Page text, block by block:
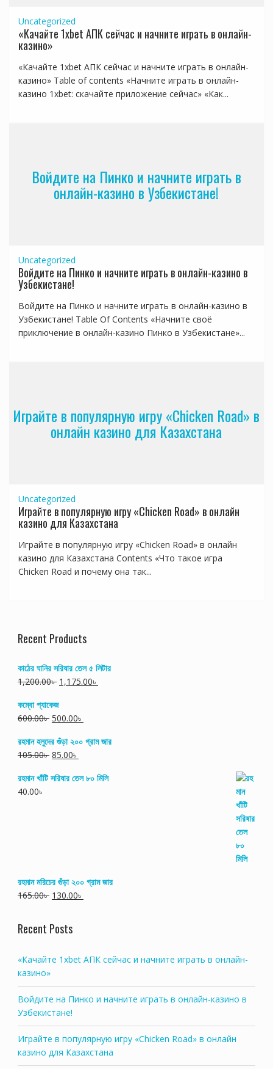
Uncategorized
«Качайте 1xbet АПК сейчас и начните играть в онлайн-
казино»
«Качайте 1xbet АПК сейчас и начните играть в онлайн-
казино» Table of contents «Начните играть в онлайн-
казино 1xbet: скачайте приложение сейчас» «Как...
Войдите на Пинко и начните играть в
онлайн-казино в Узбекистане!
Uncategorized
Войдите на Пинко и начните играть в онлайн-казино в
Узбекистане!
Войдите на Пинко и начните играть в онлайн-казино в
Узбекистане! Table Of Contents «Начните своё
приключение в онлайн-казино Пинко в Узбекистане»...
Играйте в популярную игру «Chicken Road» в
онлайн казино для Казахстана
Uncategorized
Играйте в популярную игру «Chicken Road» в онлайн
казино для Казахстана
Играйте в популярную игру «Chicken Road» в онлайн
казино для Казахстана Contents «Что такое игра
Chicken Road и почему она так...
Recent Products
কাঠের ঘানির সরিষার তেল ৫ লিটার
1,200.00৳ 1,175.00৳
কম্বো প্যাকেজ
600.00৳ 500.00৳
রহমান হলুদের গুঁড়া ২০০ গ্রাম জার
105.00৳ 85.00৳
রহমান খাঁটি সরিষার তেল ৮০ মিলি
40.00৳
রহমান মরিচের গুঁড়া ২০০ গ্রাম জার
165.00৳ 130.00৳
Recent Posts
«Качайте 1xbet АПК сейчас и начните играть в онлайн-
казино»
Войдите на Пинко и начните играть в онлайн-казино в
Узбекистане!
Играйте в популярную игру «Chicken Road» в онлайн
казино для Казахстана